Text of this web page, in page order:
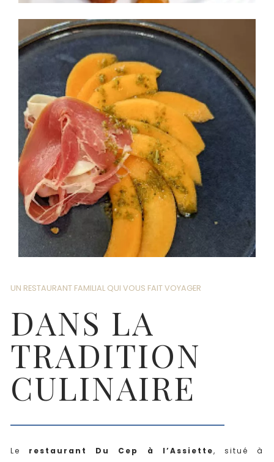
UN RESTAURANT FAMILIAL QUI VOUS FAIT VOYAGER
DANS LA
TRADITION
CULINAIRE
Le restaurant Du Cep à l’Assiette, situé à